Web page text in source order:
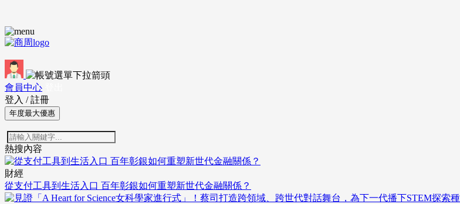
會員中心
登入 / 註冊
年度最大優惠
熱搜內容
財經
從支付工具到生活入口 百年彰銀如何重塑新世代金融關係？